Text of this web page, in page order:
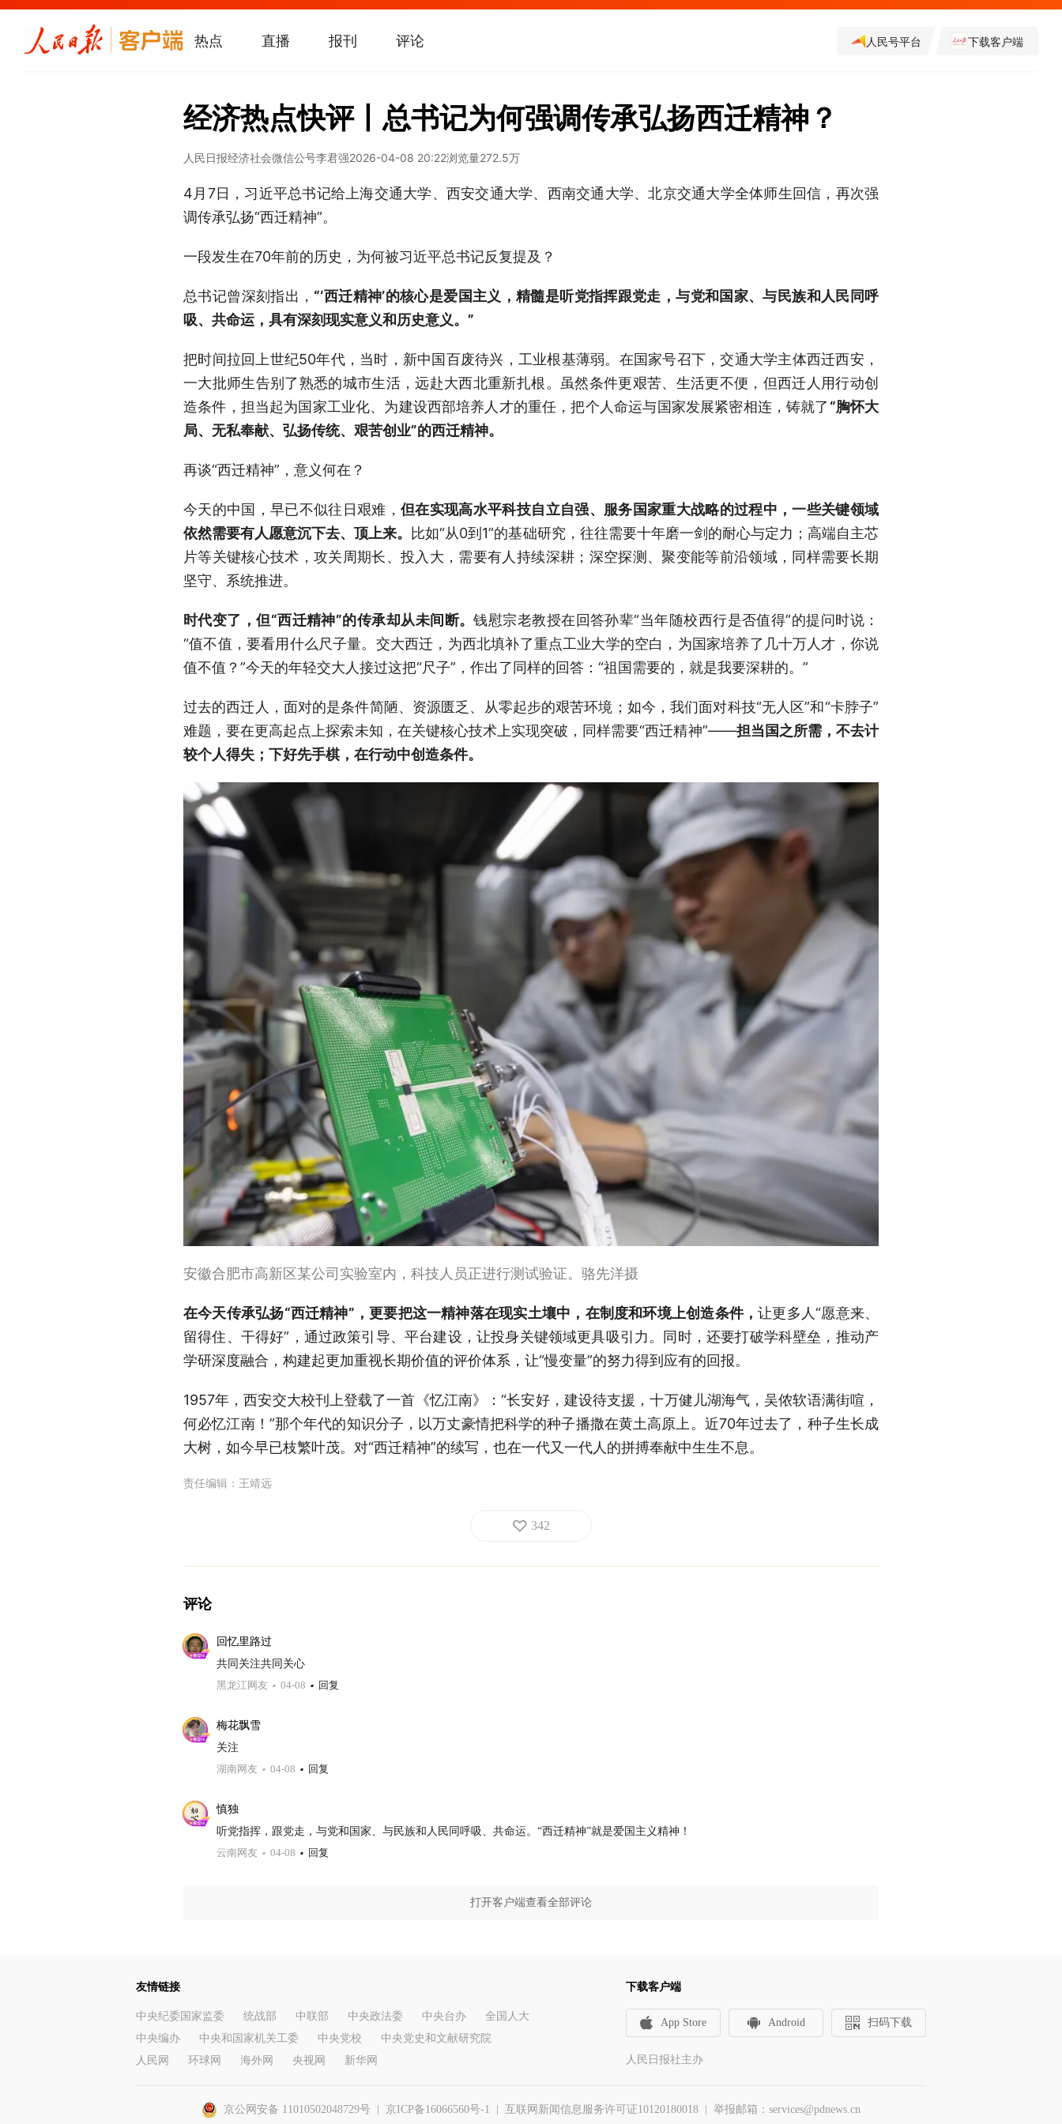
热点 直播 报刊 评论 人民号平台 下载客户端
经济热点快评丨总书记为何强调传承弘扬西迁精神？
人民日报经济社会微信公号李君强2026-04-08 20:22浏览量272.5万
4月7日，习近平总书记给上海交通大学、西安交通大学、西南交通大学、北京交通大学全体师生回信，再次强
调传承弘扬“西迁精神”。
一段发生在70年前的历史，为何被习近平总书记反复提及？
总书记曾深刻指出， “‘西迁精神’的核心是爱国主义，精髓是听党指挥跟党走，与党和国家、与民族和人民同呼
吸、共命运，具有深刻现实意义和历史意义。”
把时间拉回上世纪50年代，当时，新中国百废待兴，工业根基薄弱。在国家号召下，交通大学主体西迁西安，
一大批师生告别了熟悉的城市生活，远赴大西北重新扎根。虽然条件更艰苦、生活更不便，但西迁人用行动创
造条件，担当起为国家工业化、为建设西部培养人才的重任，把个人命运与国家发展紧密相连，铸就了“胸怀大
局、无私奉献、弘扬传统、艰苦创业”的西迁精神。
再谈“西迁精神”，意义何在？
今天的中国，早已不似往日艰难，但在实现高水平科技自立自强、服务国家重大战略的过程中，一些关键领域
依然需要有人愿意沉下去、顶上来。
比如“从0到1”的基础研究，往往需要十年磨一剑的耐心与定力；高端自主芯
片等关键核心技术，攻关周期长、投入大，需要有人持续深耕；深空探测、聚变能等前沿领域，同样需要长期
坚守、系统推进。
时代变了，但“西迁精神”的传承却从未间断。钱慰宗老教授在回答孙辈“当年随校西行是否值得”的提问时说：
“值不值，要看用什么尺子量。交大西迁，为西北填补了重点工业大学的空白，为国家培养了几十万人才，你说
值不值？”今天的年轻交大人接过这把“尺子”，作出了同样的回答：“祖国需要的，就是我要深耕的。”
过去的西迁人，面对的是条件简陋、资源匮乏、从零起步的艰苦环境；如今，我们面对科技“无人区”和“卡脖子”
难题，要在更高起点上探索未知，在关键核心技术上实现突破，同样需要“西迁精神”——担当国之所需，不去计
较个人得失；下好先手棋，在行动中创造条件。
安徽合肥市高新区某公司实验室内，科技人员正进行测试验证。骆先洋摄
在今天传承弘扬“西迁精神”，更要把这一精神落在现实土壤中，在制度和环境上创造条件，让更多人“愿意来、
留得住、干得好”，通过政策引导、平台建设，让投身关键领域更具吸引力。同时，还要打破学科壁垒，推动产
学研深度融合，构建起更加重视长期价值的评价体系，让“慢变量”的努力得到应有的回报。
1957年，西安交大校刊上登载了一首《忆江南》：“长安好，建设待支援，十万健儿湖海气，吴侬软语满街喧，
何必忆江南！”那个年代的知识分子，以万丈豪情把科学的种子播撒在黄土高原上。近70年过去了，种子生长成
大树，如今早已枝繁叶茂。对“西迁精神”的续写，也在一代又一代人的拼搏奉献中生生不息。
责任编辑： 王靖远
342
评论
回忆里路过
共同关注共同关心
黑龙江网友
04-08 回复
梅花飘雪
关注
湖南网友
04-08 回复
慎独
听党指挥，跟党走，与党和国家、与民族和人民同呼吸、共命运。“西迁精神”就是爱国主义精神！
云南网友
04-08 回复
打开客户端查看全部评论
友情链接
中央纪委国家监委 统战部 中联部 中央政法委 中央台办
全国人大
中央编办
中央和国家机关工委 中央党校
中央党史和文献研究院
人民网
环球网 海外网 央视网 新华网
下载客户端
App Store Android 扫码下载
人民日报社主办
京公网安备 11010502048729号 京ICP备16066560号-1 | 互联网新闻信息服务许可证10120180018 | 举报邮箱：services@pdnews.cn